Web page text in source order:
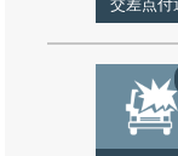
交差点付